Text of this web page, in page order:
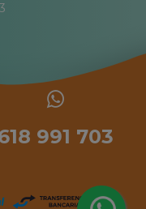
991 703